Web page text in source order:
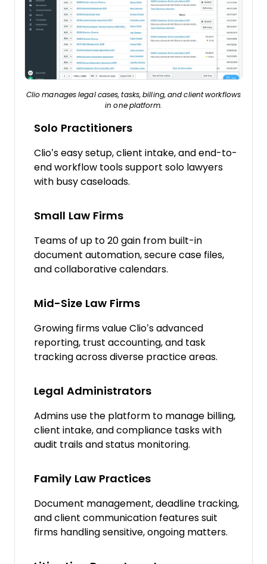
Clio manages legal cases, tasks, billing, and client workflows
in one platform.
Solo Practitioners
Clio’s easy setup, client intake, and end-to-
end workflow tools support solo lawyers
with busy caseloads.
Small Law Firms
Teams of up to 20 gain from built-in
document automation, secure case files,
and collaborative calendars.
Mid-Size Law Firms
Growing firms value Clio’s advanced
reporting, trust accounting, and task
tracking across diverse practice areas.
Legal Administrators
Admins use the platform to manage billing,
client intake, and compliance tasks with
audit trails and status monitoring.
Family Law Practices
Document management, deadline tracking,
and client communication features suit
firms handling sensitive, ongoing matters.